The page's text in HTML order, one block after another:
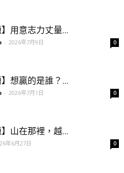
】用意志力丈量...
- 2026年7月9日 0
】想贏的是誰？...
- 2026年7月1日 0
】山在那裡，越...
年6月27日 0